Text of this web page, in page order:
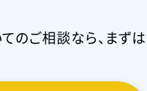
のご相談なら、 まずは